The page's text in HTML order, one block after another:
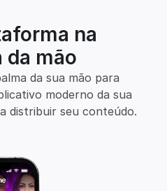
na
da mão
da sua mão para
moderno da sua
distribuir seu conteúdo.